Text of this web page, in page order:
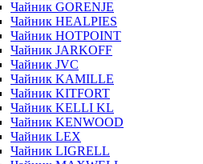
Чайник GORENJE
Чайник HEALPIES
Чайник HOTPOINT
Чайник JARKOFF
Чайник JVC
Чайник KAMILLE
Чайник KITFORT
Чайник KELLI KL
Чайник KENWOOD
Чайник LEX
Чайник LIGRELL